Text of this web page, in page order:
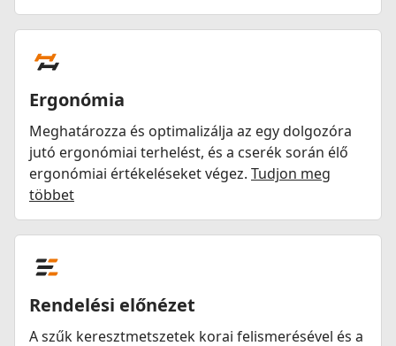
Ergonómia
Meghatározza és optimalizálja az egy dolgozóra
jutó ergonómiai terhelést, és a cserék során élő
ergonómiai értékeléseket végez. Tudjon meg
többet
Rendelési előnézet
A szűk keresztmetszetek korai felismerésével és a